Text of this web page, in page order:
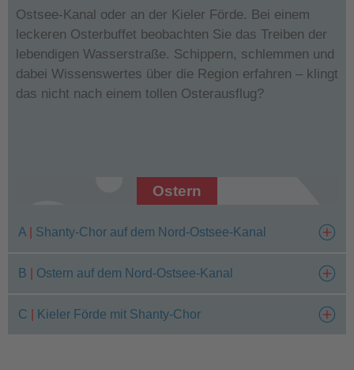
Ostsee-Kanal oder an der Kieler Förde. Bei einem
leckeren Osterbuffet beobachten Sie das Treiben der
lebendigen Wasserstraße. Schippern, schlemmen und
dabei Wissenswertes über die Region erfahren – klingt
das nicht nach einem tollen Osterausflug?
Ostern
A Shanty-Chor auf dem Nord-Ostsee-Kanal
B Ostern auf dem Nord-Ostsee-Kanal
C Kieler Förde mit Shanty-Chor